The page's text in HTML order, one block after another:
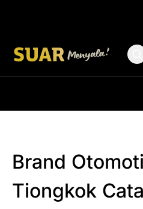
Brand
Tiongkok